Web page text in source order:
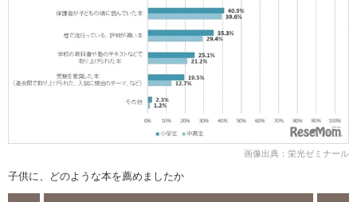
画像出典：栄光ゼミナール
子供に、どのような本を薦めましたか